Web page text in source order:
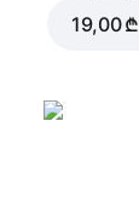
19,00 ₾